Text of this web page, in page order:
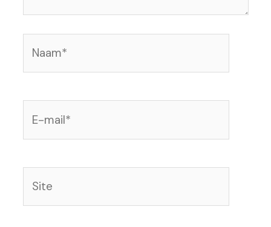
mail*